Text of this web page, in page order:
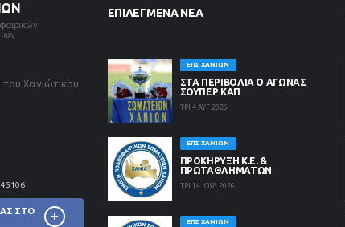
Χανιώτικου
ΣΤΟ
ΕΠΙΛΕΓΜΈΝΑ ΝΈΑ
ΕΠΣ ΧΑΝΊΩΝ
ΣΤΑ ΠΕΡΙΒΟΛΙΑ Ο ΑΓΩΝΑΣ
ΣΟΥΠΕΡ ΚΑΠ
ΤΡΙ 4 ΑΥΓ 2026
ΕΠΣ ΧΑΝΊΩΝ
ΠΡΟΚΗΡΥΞΗ Κ.Ε. &
ΠΡΩΤΑΘΛΗΜΑΤΩΝ
ΤΡΙ 14 ΙΟΥΛ 2026
ΕΠΣ ΧΑΝΊΩΝ